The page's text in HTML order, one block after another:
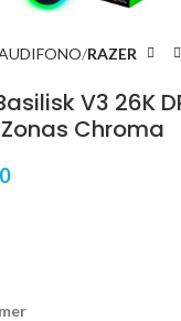
RAZER
V3 26K
Chroma